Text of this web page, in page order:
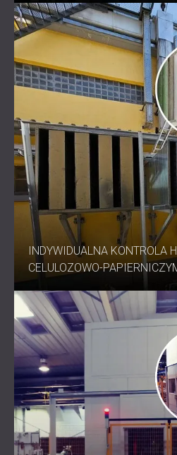
INDYWIDUALNA KONTROLA
CELULOZOWO-